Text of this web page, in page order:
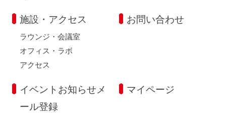
施設・アクセス
ラウンジ・会議室
オフィス・ラボ
アクセス
お問い合わせ
イベントお知らせメ
ール登録
マイページ